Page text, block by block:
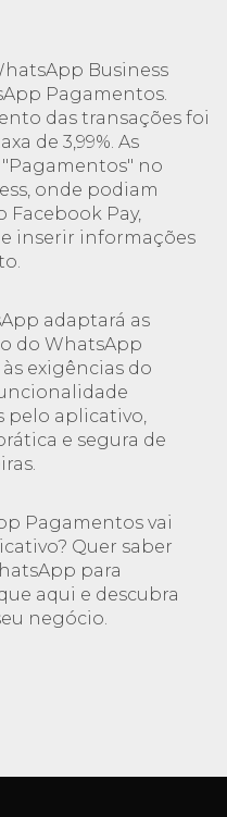
Business
Pagamentos.
das transações foi
de 3,99%. As
no
onde podiam
Facebook Pay,
inserir informações
adaptará as
do WhatsApp
exigências do
pelo aplicativo,
e segura de
Pagamentos vai
Quer saber
para
aqui e descubra
negócio.